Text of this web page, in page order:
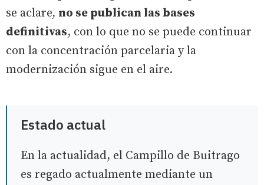
se aclare, no se publican las bases
definitivas, con lo que no se puede continuar
con la concentración parcelaria y la
modernización sigue en el aire.
Estado actual
En la actualidad, el Campillo de Buitrago
es regado actualmente mediante un